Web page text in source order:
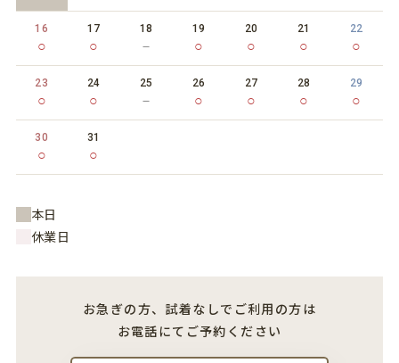
16
○
17
○
18
－
19
○
20
○
21
○
22
○
23
○
24
○
25
－
26
○
27
○
28
○
29
○
30
○
31
○
本日
休業日
お急ぎの方、試着なしでご利用の方は
お電話にてご予約ください